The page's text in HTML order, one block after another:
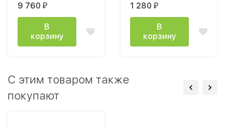
анкор светлый
9 760 ₽
В
корзину
анкор светлый
1 280 ₽
В
корзину
C этим товаром также
покупают